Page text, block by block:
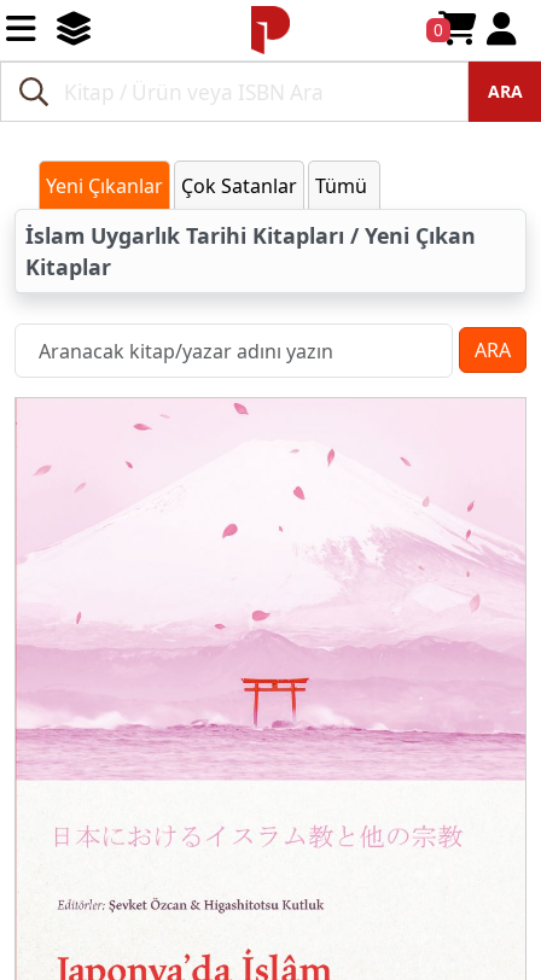
0
ARA
Yeni Çıkanlar Çok Satanlar Tümü
İslam Uygarlık Tarihi Kitapları / Yeni Çıkan
Kitaplar
ARA